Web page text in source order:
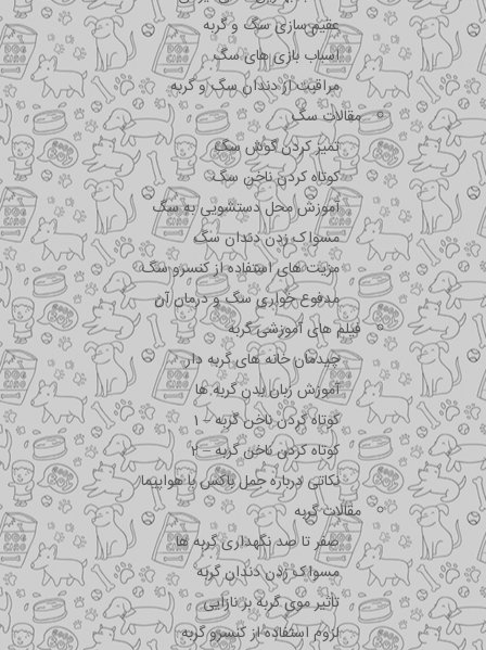
عقیم سازی سگ و گربه
اسباب بازی های سگ
مراقبت از دندان سگ و گربه
مقالات سگ
تمیز کردن گوش سگ
کوتاه کردن ناخن سگ
آموزش محل دستشویی به سگ
مسواک زدن دندان سگ
مزیت های استفاده از کنسرو سگ
مدفوع خواری سگ و درمان آن
فیلم های آموزشی گربه
چیدمان خانه های گربه دار
آموزش زبان بدن گربه ها
کوتاه کردن ناخن گربه – 1
کوتاه کردن ناخن گربه – 2
نکاتی درباره جمل باکس با هواپیما
مقالات گربه
صفر تا صد نگهداری گربه ها
مسواک زدن دندان گربه
تاثیر موی گربه بر نازایی
لزوم استفاده از کنسرو گربه